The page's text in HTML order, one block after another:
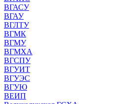
ВГАСУ
ВГАУ
ВГЛТУ
ВГМК
ВГМУ
ВГМХА
ВГСПУ
ВГУИТ
ВГУЭС
ВГУЮ
ВЕИП